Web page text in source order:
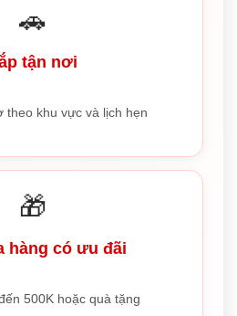
🚗
tận nơi
theo khu vực và lịch hẹn
🎁
hàng có ưu đãi
500K hoặc quà tặng